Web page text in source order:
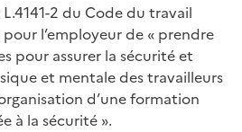
L.4141-2 du Code du travail
l’employeur de « prendre
pour assurer la sécurité et
et mentale des travailleurs
d’une formation
à la sécurité ».